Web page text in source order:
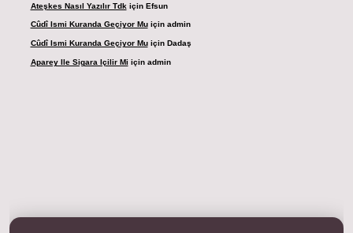
Ateşkes Nasıl Yazılır Tdk için Efsun
Cûdî Ismi Kuranda Geçiyor Muiçin admin
Cûdî Ismi Kuranda Geçiyor Muiçin Dadaş
Aparey Ile Sigara Içilir Mi için admin